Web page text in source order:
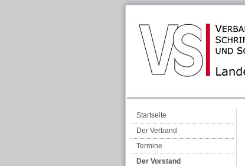
Startseite
Der Verband
Termine
Der Vorstand